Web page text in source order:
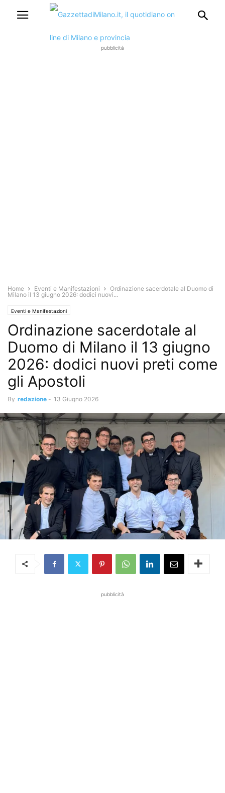
pubblicità
Home Eventi e Manifestazioni
Ordinazione sacerdotale al Duomo di
Milano il 13 giugno 2026: dodici nuovi...
Eventi e Manifestazioni
Ordinazione sacerdotale al
Duomo di Milano il 13 giugno
2026: dodici nuovi preti come
gli Apostoli
By redazione - 13 Giugno 2026
pubblicità